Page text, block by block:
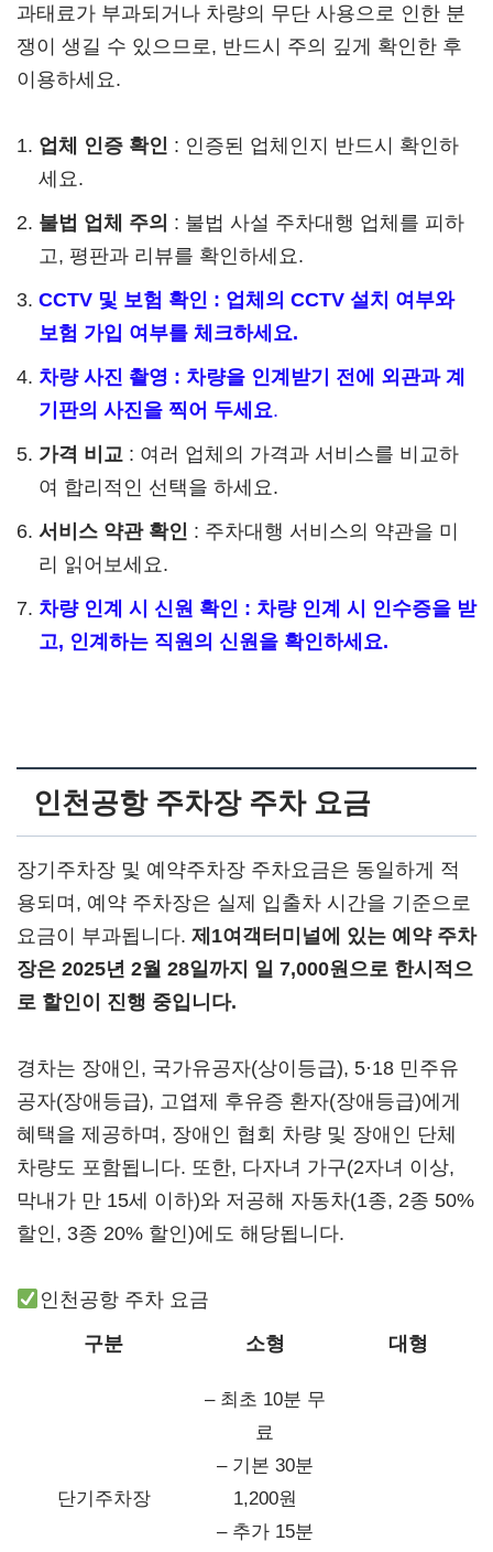
과태료가 부과되거나 차량의 무단 사용으로 인한 분
쟁이 생길 수 있으므로, 반드시 주의 깊게 확인한 후
이용하세요.
업체 인증 확인 : 인증된 업체인지 반드시 확인하
세요.
불법 업체 주의 : 불법 사설 주차대행 업체를 피하
고, 평판과 리뷰를 확인하세요.
CCTV 및 보험 확인 : 업체의 CCTV 설치 여부와
보험 가입 여부를 체크하세요.
차량 사진 촬영 : 차량을 인계받기 전에 외관과 계
기판의 사진을 찍어 두세요.
가격 비교 : 여러 업체의 가격과 서비스를 비교하
여 합리적인 선택을 하세요.
서비스 약관 확인 : 주차대행 서비스의 약관을 미
리 읽어보세요.
차량 인계 시 신원 확인 : 차량 인계 시 인수증을 받
고, 인계하는 직원의 신원을 확인하세요.
인천공항 주차장 주차 요금
장기주차장 및 예약주차장 주차요금은 동일하게 적
용되며, 예약 주차장은 실제 입출차 시간을 기준으로
요금이 부과됩니다. 제1여객터미널에 있는 예약 주차
장은 2025년 2월 28일까지 일 7,000원으로 한시적으
로 할인이 진행 중입니다.
경차는 장애인, 국가유공자(상이등급), 5·18 민주유
공자(장애등급), 고엽제 후유증 환자(장애등급)에게
혜택을 제공하며, 장애인 협회 차량 및 장애인 단체
차량도 포함됩니다. 또한, 다자녀 가구(2자녀 이상,
막내가 만 15세 이하)와 저공해 자동차(1종, 2종 50%
할인, 3종 20% 할인)에도 해당됩니다.
인천공항 주차 요금
구분
소형 대형
단기주차장
– 최초 10분 무
료
– 기본 30분
1,200원
– 추가 15분